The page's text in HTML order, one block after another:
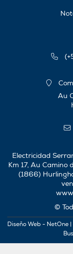
Au
Electricidad
Km 17, Au
(1866)
©
Diseño Web - NetOne |